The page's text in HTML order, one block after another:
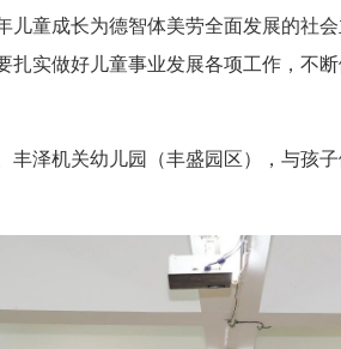
童成长为德智体美劳全面发展的社
实做好儿童事业发展各项工作，不
机关幼儿园（丰盛园区），与孩